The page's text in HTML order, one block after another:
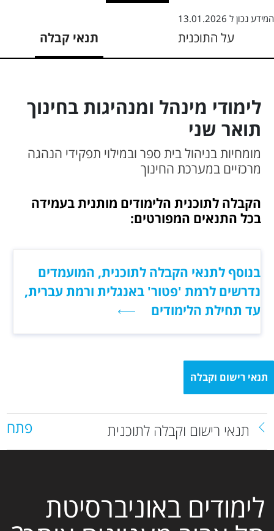
המידע נכון ל 13.01.2026
על התוכנית תנאי קבלה
לימודי מינהל ומנהיגות בחינוך
תואר שני
מומחיות בניהול בית ספר ובמילוי תפקידי הנהגה
מרכזיים במערכת החינוך
הקבלה לתוכנית הלימודים מותנית בעמידה
בכל התנאים המפורטים:
בנוסף לתנאי הקבלה לתוכנית, המועמדים
נדרשים לרמת 'פטור' באנגלית ורמת עברית,
עד תחילת הלימודים
תנאי רישום וקבלה
תנאי רישום וקבלה לתוכנית פתח
לימודים באוניברסיטת